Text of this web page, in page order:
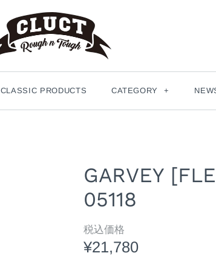
CLASSIC PRODUCTS CATEGORY +
GARVEY
05118
税込価格
¥21,780